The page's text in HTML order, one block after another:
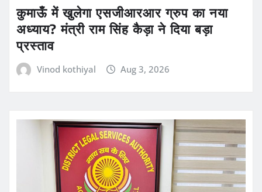
कुमाऊँ में खुलेगा एसजीआरआर ग्रुप का नया
अध्याय? मंत्री राम सिंह कैड़ा ने दिया बड़ा
प्रस्ताव
Vinod kothiyal Aug 3, 2026